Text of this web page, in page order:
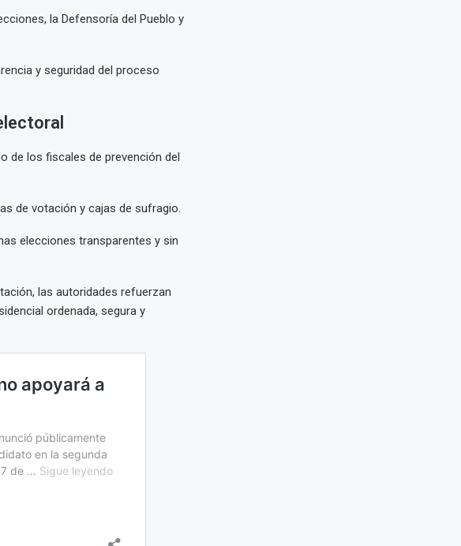
la Defensoría del Pueblo y
y seguridad del proceso
de los fiscales de prevención del
de votación y cajas de sufragio.
elecciones transparentes y sin
las autoridades refuerzan
ordenada, segura y